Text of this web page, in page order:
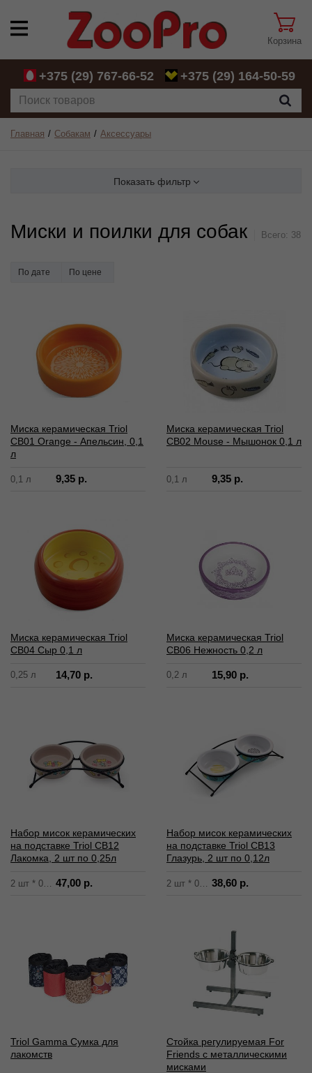
Корзина
+375 (29) 767-66-52 +375 (29) 164-50-59
Главная Собакам Аксессуары
Показать фильтр
Миски и поилки для собак Всего: 38
По дате По цене
Миска керамическая Triol
CB01 Orange - Апельсин, 0,1
л
0,1 л 9,35 р.
Миска керамическая Triol
СВ02 Mouse - Мышонок 0,1 л
0,1 л 9,35 р.
Миска керамическая Triol
СВ04 Сыр 0,1 л
0,25 л 14,70 р.
Миска керамическая Triol
СВ06 Нежность 0,2 л
0,2 л 15,90 р.
Набор мисок керамических
на подставке Triol CB12
Лакомка, 2 шт по 0,25л
47,00 р.
Набор мисок керамических
на подставке Triol CB13
Глазурь, 2 шт по 0,12л
38,60 р.
Triol Gamma Сумка для
лакомств
Cтойка регулируемая For
Friends с металлическими
мисками